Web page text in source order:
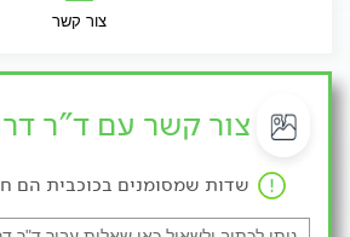
צור קשר
צור קשר עם ד"ר
שדות שמסומנים בכוכבית הם